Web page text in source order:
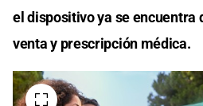
el dispositivo ya se encuentra
venta y prescripción médica.